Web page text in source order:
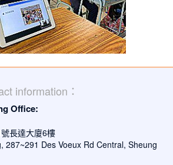
information：
Office:
長達大廈6樓
287~291 Des Voeux Rd Central, Sheung